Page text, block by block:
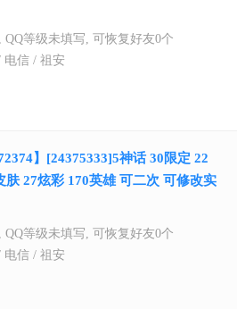
QQ等级未填写, 可恢复好友0个
电信 / 祖安
】[24375333]5神话 30限定 22
肤 27炫彩 170英雄 可二次 可修改实
QQ等级未填写, 可恢复好友0个
电信 / 祖安